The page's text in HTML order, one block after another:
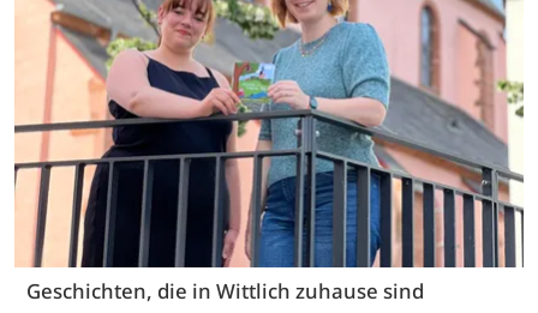
Geschichten, die in Wittlich zuhause sind